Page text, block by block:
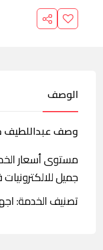
الوصف
وصف عبداللطيف
جميل
تصنيف الخدمة: